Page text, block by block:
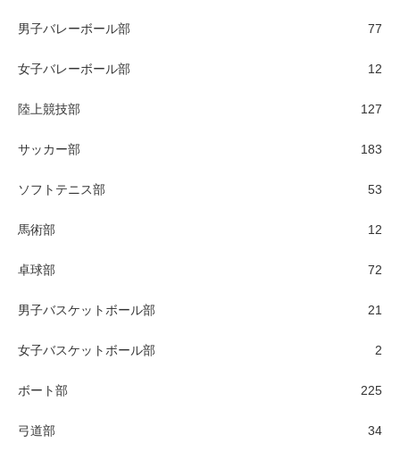
男子バレーボール部 77
女子バレーボール部 12
陸上競技部 127
サッカー部 183
ソフトテニス部 53
馬術部 12
卓球部 72
男子バスケットボール部 21
女子バスケットボール部 2
ボート部 225
弓道部 34